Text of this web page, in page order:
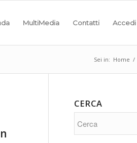
MultiMedia Contatti Accedi
Sei in: Home /
CERCA